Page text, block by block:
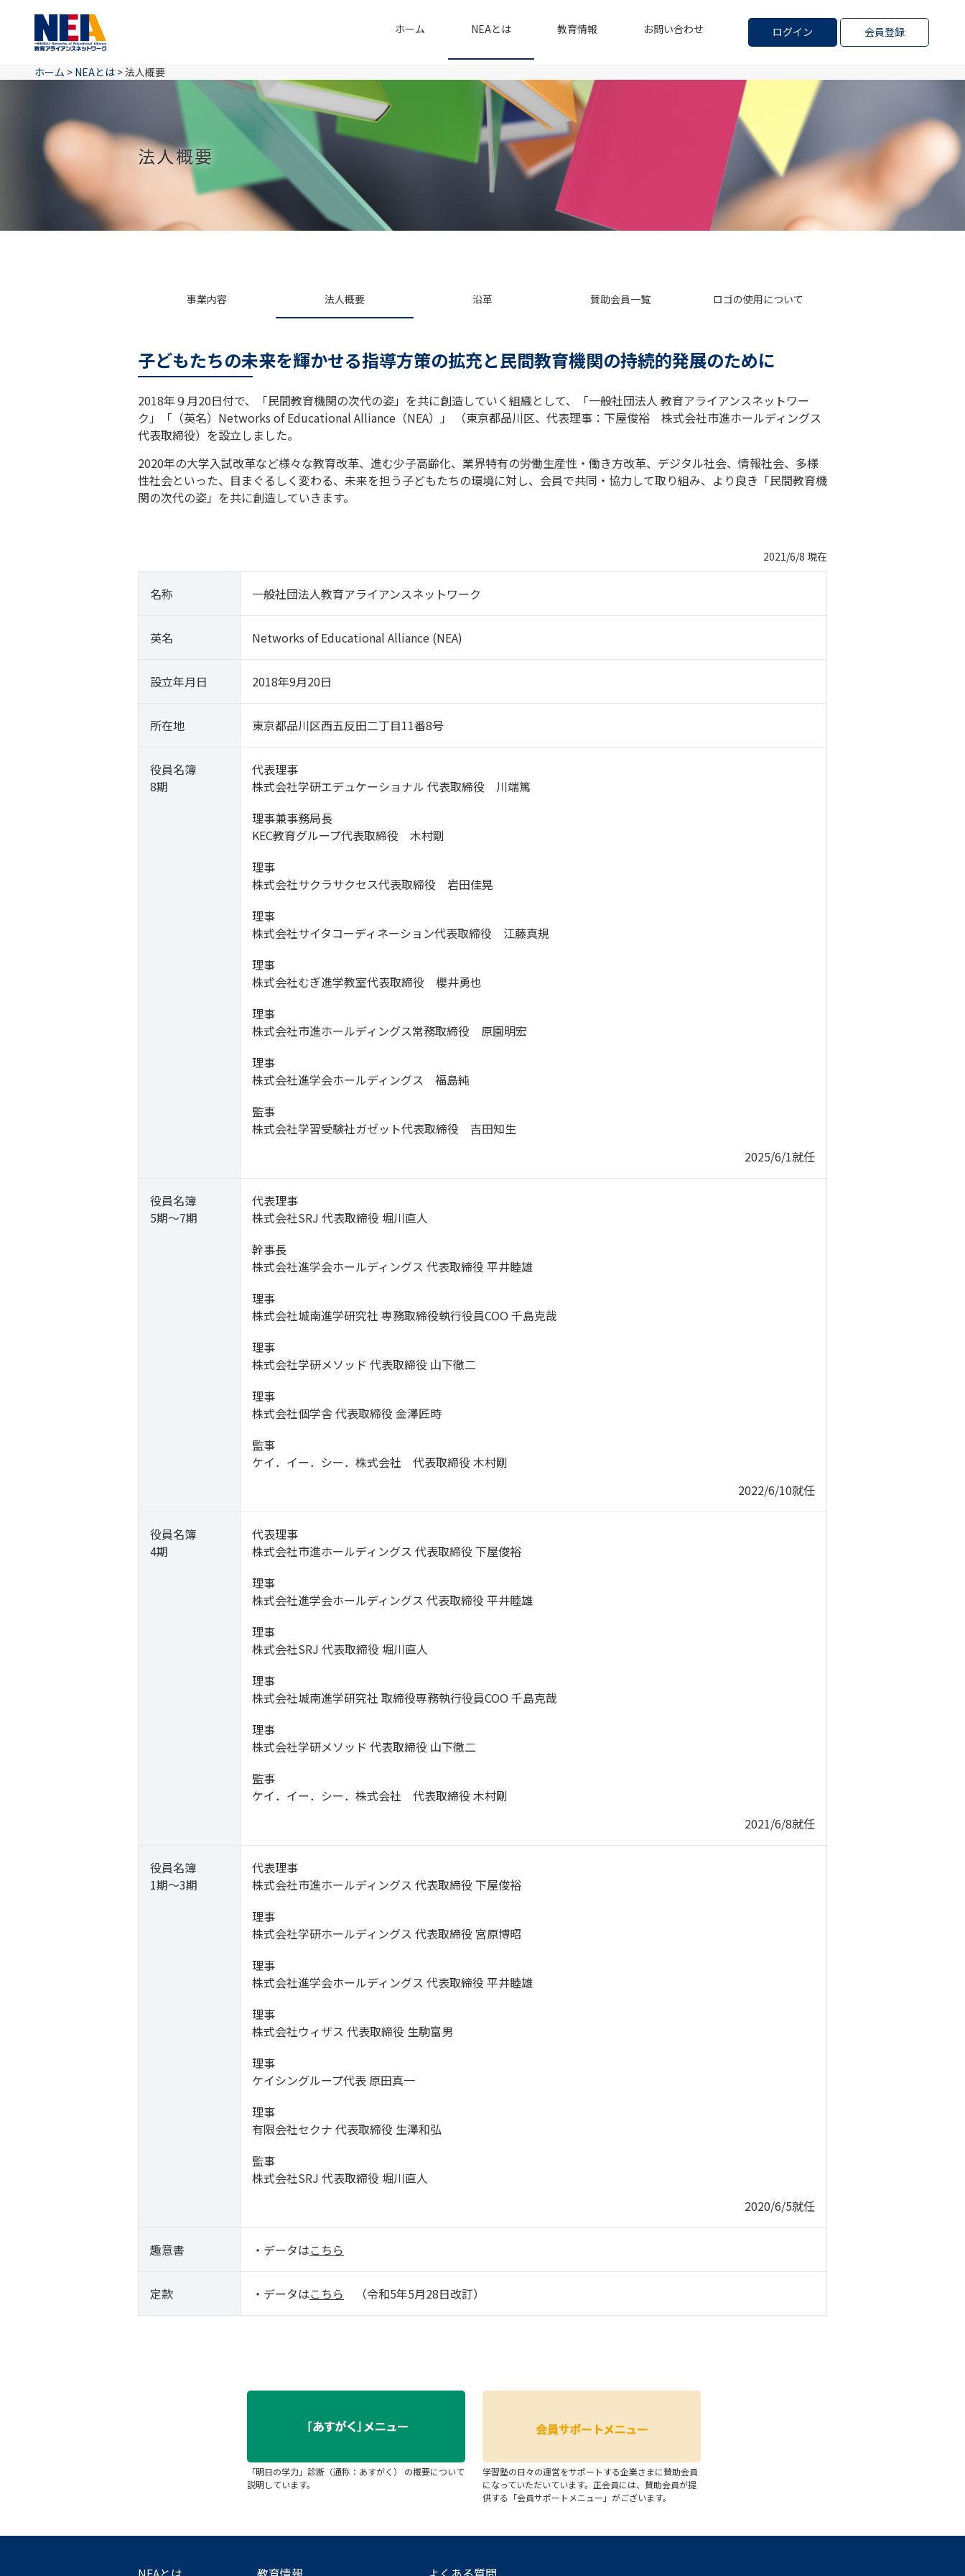
ログイン 会員登録
ホーム NEAとは 教育情報 お問い合わせ
ホーム > NEAとは >法人概要
法人概要
事業内容 法人概要 沿革 賛助会員一覧 ロゴの使用について
子どもたちの未来を輝かせる指導方策の拡充と民間教育機関の持続的発展のために
2018年９月20日付で、「民間教育機関の次代の姿」を共に創造していく組織として、「一般社団法人 教育アライアンスネットワー
ク」「（英名）Networks of Educational Alliance（NEA）」 （東京都品川区、代表理事：下屋俊裕 株式会社市進ホールディングス
代表取締役）を設立しました。
2020年の大学入試改革など様々な教育改革、進む少子高齢化、業界特有の労働生産性・働き方改革、デジタル社会、情報社会、多様
性社会といった、目まぐるしく変わる、未来を担う子どもたちの環境に対し、会員で共同・協力して取り組み、より良き「民間教育機
関の次代の姿」を共に創造していきます。
2021/6/8 現在
名称 一般社団法人教育アライアンスネットワーク
英名 Networks of Educational Alliance (NEA)
設立年月日 2018年9月20日
所在地 東京都品川区西五反田二丁目11番8号
役員名簿
8期
代表理事
株式会社学研エデュケーショナル 代表取締役 川端篤
理事兼事務局長
KEC教育グループ代表取締役 木村剛
理事
株式会社サクラサクセス代表取締役 岩田佳晃
理事
株式会社サイタコーディネーション代表取締役 江藤真規
理事
株式会社むぎ進学教室代表取締役 櫻井勇也
理事
株式会社市進ホールディングス常務取締役 原園明宏
理事
株式会社進学会ホールディングス 福島純
監事
株式会社学習受験社ガゼット代表取締役 吉田知生
2025/6/1就任
役員名簿
5期～7期
代表理事
株式会社SRJ 代表取締役 堀川直人
幹事長
株式会社進学会ホールディングス 代表取締役 平井睦雄
理事
株式会社城南進学研究社 専務取締役執行役員COO 千島克哉
理事
株式会社学研メソッド 代表取締役 山下徹二
理事
株式会社個学舎 代表取締役 金澤匠時
監事
ケイ．イー．シー．株式会社 代表取締役 木村剛
2022/6/10就任
役員名簿
4期
代表理事
株式会社市進ホールディングス 代表取締役 下屋俊裕
理事
株式会社進学会ホールディングス 代表取締役 平井睦雄
理事
株式会社SRJ 代表取締役 堀川直人
理事
株式会社城南進学研究社 取締役専務執行役員COO 千島克哉
理事
株式会社学研メソッド 代表取締役 山下徹二
監事
ケイ．イー．シー．株式会社 代表取締役 木村剛
2021/6/8就任
役員名簿
1期～3期
代表理事
株式会社市進ホールディングス 代表取締役 下屋俊裕
理事
株式会社学研ホールディングス 代表取締役 宮原博昭
理事
株式会社進学会ホールディングス 代表取締役 平井睦雄
理事
株式会社ウィザス 代表取締役 生駒富男
理事
ケイシングループ代表 原田真一
理事
有限会社セクナ 代表取締役 生澤和弘
監事
株式会社SRJ 代表取締役 堀川直人
2020/6/5就任
趣意書 ・データはこちら
定款 ・データはこちら （令和5年5月28日改訂）
「明日の学力」診断（通称：あすがく） の概要について
説明しています。
学習塾の日々の運営をサポートする企業さまに賛助会員
になっていただいています。正会員には、賛助会員が提
供する「会員サポートメニュー」がございます。